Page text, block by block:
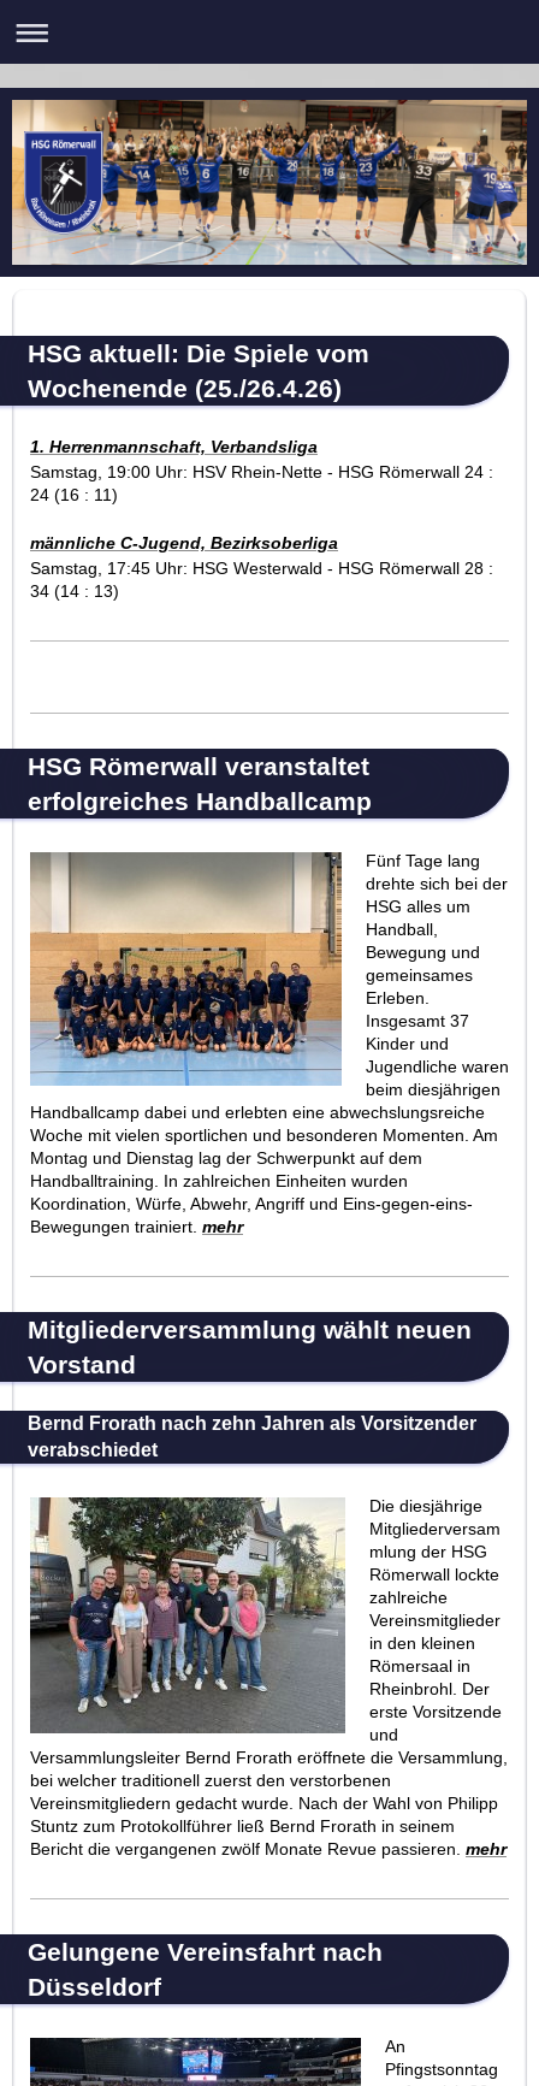
HSG aktuell: Die Spiele vom
Wochenende (25./26.4.26)
1. Herrenmannschaft, Verbandsliga
Samstag, 19:00 Uhr: HSV Rhein-Nette - HSG Römerwall 24 :
24 (16 : 11)
männliche C-Jugend, Bezirksoberliga
Samstag, 17:45 Uhr: HSG Westerwald - HSG Römerwall 28 :
34 (14 : 13)
HSG Römerwall veranstaltet
erfolgreiches Handballcamp
Fünf Tage lang
drehte sich bei der
HSG alles um
Handball,
Bewegung und
gemeinsames
Erleben.
Insgesamt 37
Kinder und
Jugendliche waren
beim diesjährigen
Handballcamp dabei und erlebten eine abwechslungsreiche
Woche mit vielen sportlichen und besonderen Momenten. Am
Montag und Dienstag lag der Schwerpunkt auf dem
Handballtraining. In zahlreichen Einheiten wurden
Koordination, Würfe, Abwehr, Angriff und Eins-gegen-eins-
Bewegungen trainiert. mehr
Mitgliederversammlung wählt neuen
Vorstand
Bernd Frorath nach zehn Jahren als Vorsitzender
verabschiedet
Die diesjährige
Mitgliederversam
mlung der HSG
Römerwall lockte
zahlreiche
Vereinsmitglieder
in den kleinen
Römersaal in
Rheinbrohl. Der
erste Vorsitzende
und
Versammlungsleiter Bernd Frorath eröffnete die Versammlung,
bei welcher traditionell zuerst den verstorbenen
Vereinsmitgliedern gedacht wurde. Nach der Wahl von Philipp
Stuntz zum Protokollführer ließ Bernd Frorath in seinem
Bericht die vergangenen zwölf Monate Revue passieren. mehr
Gelungene Vereinsfahrt nach
Düsseldorf
An
Pfingstsonntag